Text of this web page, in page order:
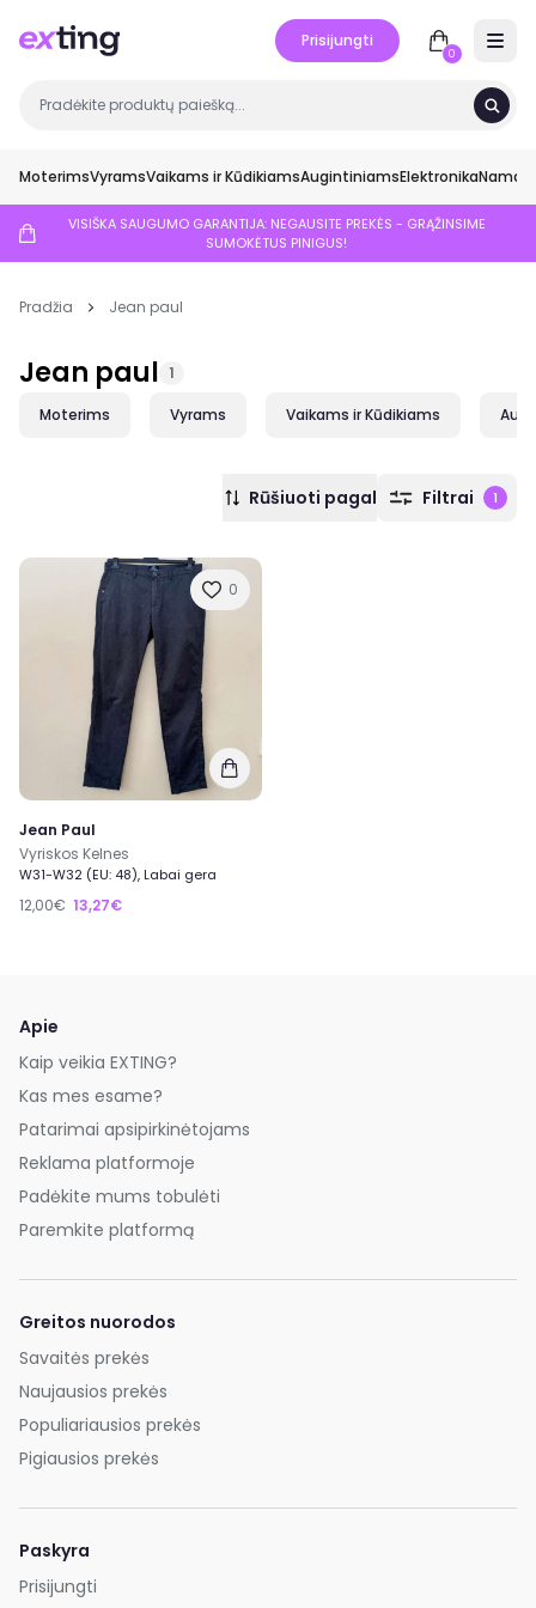
Prisijungti
0
MoterimsVyramsVaikams ir KūdikiamsAugintiniamsElektronikaNamai
VISIŠKA SAUGUMO GARANTIJA: NEGAUSITE PREKĖS - GRĄŽINSIME
SUMOKĖTUS PINIGUS!
Pradžia Jean paul
Jean paul 1
Moterims Vyrams Vaikams ir Kūdikiams
Rūšiuoti pagal Filtrai 1
0
Jean Paul
Vyriskos Kelnes
W31-W32 (EU: 48), Labai gera
12,00€ 13,27€
Apie
Kaip veikia EXTING?
Kas mes esame?
Patarimai apsipirkinėtojams
Reklama platformoje
Padėkite mums tobulėti
Paremkite platformą
Greitos nuorodos
Savaitės prekės
Naujausios prekės
Populiariausios prekės
Pigiausios prekės
Paskyra
Prisijungti